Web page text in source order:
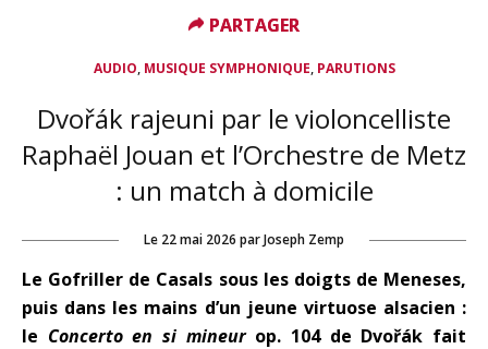
AUDIO, MUSIQUE SYMPHONIQUE, PARUTIONS
Dvořák rajeuni par le violoncelliste
Raphaël Jouan et l’Orchestre de Metz
: un match à domicile
Le 22 mai 2026 parJoseph Zemp
Le Gofriller de Casals sous les doigts de Meneses,
puis dans les mains d’un jeune virtuose alsacien :
le Concerto en si mineurop. 104 de Dvořák fait
PARTAGER
PARTAGER